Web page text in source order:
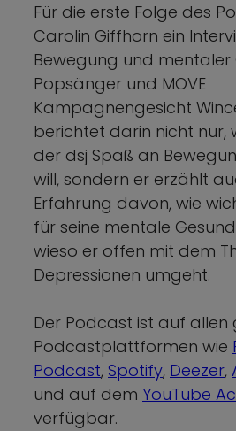
Für die erste Folge des
Carolin Giffhorn ein
Bewegung und mentaler
Popsänger und MOVE
Kampagnengesicht
berichtet darin nicht nur,
der dsj Spaß an
will, sondern er erzählt
Erfahrung davon, wie
für seine mentale
wieso er offen mit dem
Depressionen umgeht.
Der Podcast ist auf allen
Podcastplattformen wie
Podcast, Spotify, Deezer,
und auf dem YouTube
verfügbar.